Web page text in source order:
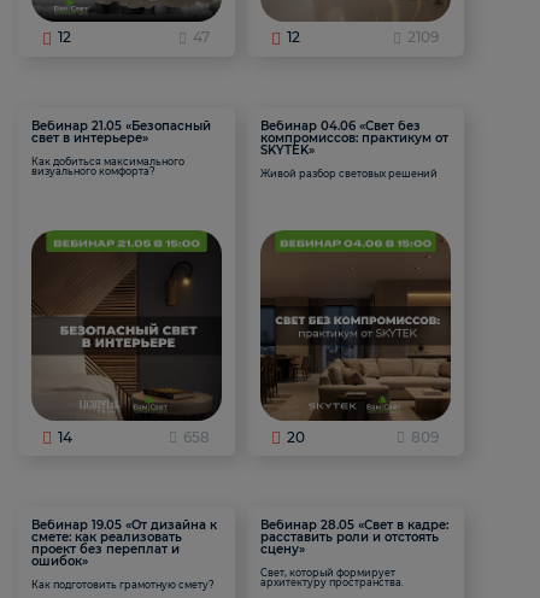
12 47 12 2109
Вебинар 21.05 «Безопасный
свет в интерьере»
Как добиться максимального
визуального комфорта?
14 658
Вебинар 04.06 «Свет без
компромиссов: практикум от
SKYTEK»
Живой разбор световых решений
20 809
Вебинар 19.05 «От дизайна к
смете: как реализовать
проект без переплат и
ошибок»
Как подготовить грамотную смету?
Вебинар 28.05 «Свет в кадре:
расставить роли и отстоять
сцену»
Свет, который формирует
архитектуру пространства.